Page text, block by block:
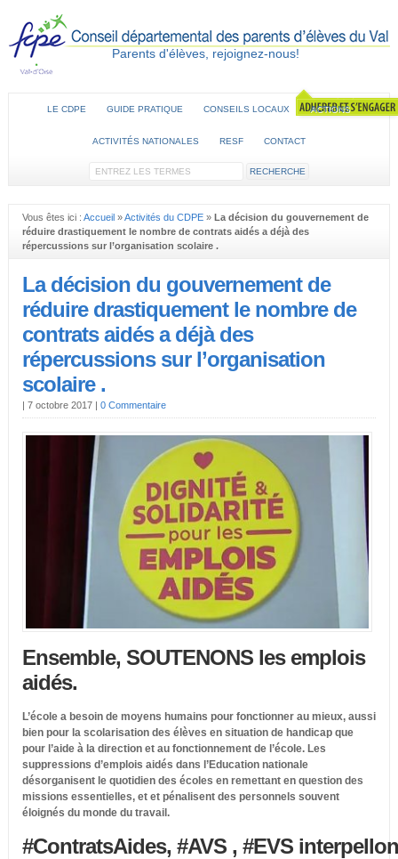
Parents d'élèves, rejoignez-nous!
LE CDPE GUIDE PRATIQUE CONSEILS LOCAUX ACTIONS
ACTIVITÉS NATIONALES RESF CONTACT
Vous êtes ici : Accueil»Activités du CDPE» La décision du gouvernement de
réduire drastiquement le nombre de contrats aidés a déjà des
répercussions sur l’organisation scolaire .
La décision du gouvernement de
réduire drastiquement le nombre de
contrats aidés a déjà des
répercussions sur l’organisation
scolaire .
| 7 octobre 2017 | 0 Commentaire
Ensemble, SOUTENONS les emplois
aidés.
L’école a besoin de moyens humains pour fonctionner au mieux, aussi
bien pour la scolarisation des élèves en situation de handicap que
pour l’aide à la direction et au fonctionnement de l’école. Les
suppressions d’emplois aidés dans l’Education nationale
désorganisent le quotidien des écoles en remettant en question des
missions essentielles, et et pénalisent des personnels souvent
éloignés du monde du travail.
#ContratsAides, #AVS , #EVS